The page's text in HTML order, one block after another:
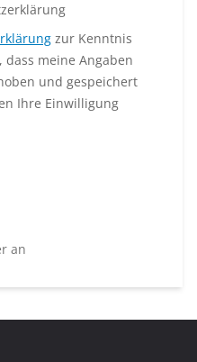
an
zur Kenntnis
meine Angaben
und gespeichert
Ihre Einwilligung